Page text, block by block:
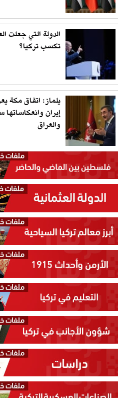
الدولة التي جعلت
تكسب تركيا؟
يلماز: اتفاق مكة
إيران
والعراق